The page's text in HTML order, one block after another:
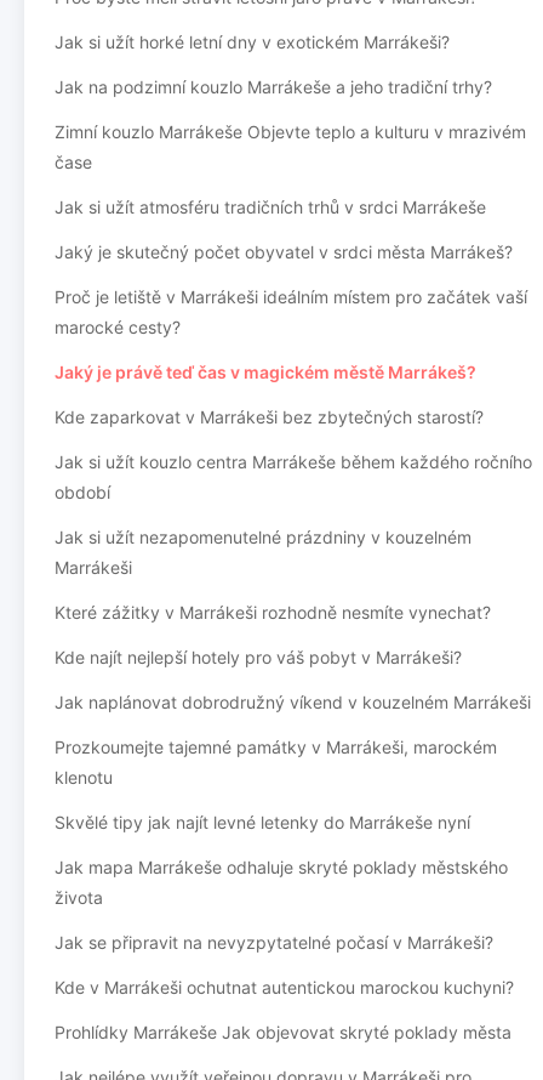
Jak si užít horké letní dny v exotickém Marrákeši?
Jak na podzimní kouzlo Marrákeše a jeho tradiční trhy?
Zimní kouzlo Marrákeše Objevte teplo a kulturu v mrazivém
čase
Jak si užít atmosféru tradičních trhů v srdci Marrákeše
Jaký je skutečný počet obyvatel v srdci města Marrákeš?
Proč je letiště v Marrákeši ideálním místem pro začátek vaší
marocké cesty?
Jaký je právě teď čas v magickém městě Marrákeš?
Kde zaparkovat v Marrákeši bez zbytečných starostí?
Jak si užít kouzlo centra Marrákeše během každého ročního
období
Jak si užít nezapomenutelné prázdniny v kouzelném
Marrákeši
Které zážitky v Marrákeši rozhodně nesmíte vynechat?
Kde najít nejlepší hotely pro váš pobyt v Marrákeši?
Jak naplánovat dobrodružný víkend v kouzelném Marrákeši
Prozkoumejte tajemné památky v Marrákeši, marockém
klenotu
Skvělé tipy jak najít levné letenky do Marrákeše nyní
Jak mapa Marrákeše odhaluje skryté poklady městského
života
Jak se připravit na nevyzpytatelné počasí v Marrákeši?
Kde v Marrákeši ochutnat autentickou marockou kuchyni?
Prohlídky Marrákeše Jak objevovat skryté poklady města